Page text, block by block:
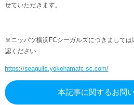
せていただきます。
※ニッパツ横浜FCシーガルズにつきまして
認ください
https://seagulls.yokohamafc-sc.com/
本記事に関するお問